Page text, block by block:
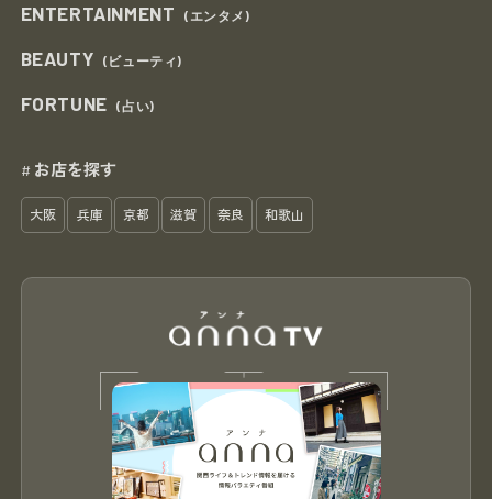
ENTERTAINMENT (エンタメ)
BEAUTY (ビューティ)
FORTUNE (占い)
# お店を探す
大阪 兵庫 京都 滋賀 奈良 和歌山